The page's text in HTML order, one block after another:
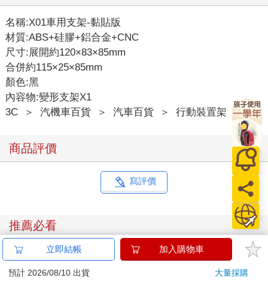
名稱:X01車用支架-黏貼版
材質:ABS+硅膠+鋁合金+CNC
尺寸:展開約120×83×85mm
合併約115×25×85mm
顏色:黑
內容物:變形支架X1
3C
＞ 汽機車百貨 ＞ 汽車百貨 ＞ 行動裝置架
商品評價
寫評價
推薦必看
立即結帳 加入購物車
預計 2026/08/10 出貨 大量採購